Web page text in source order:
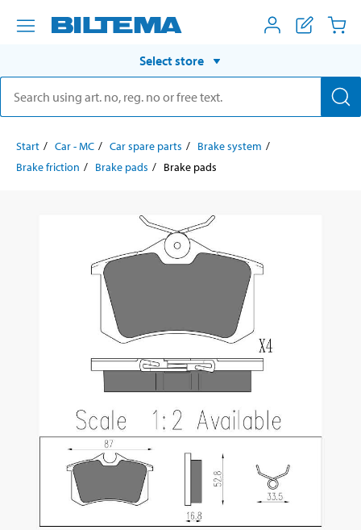
Select store
Start Car - MC Car spare parts
Brake system
Brake friction
Brake pads Brake pads